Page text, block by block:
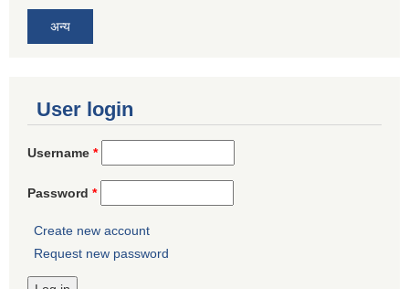
अन्य
User login
Username *
Password *
Create new account
Request new password